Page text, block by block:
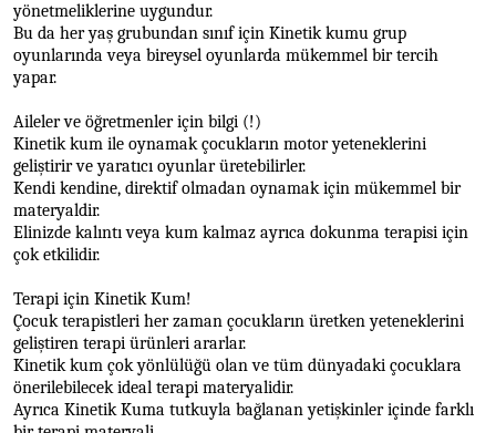
yönetmeliklerine uygundur.
Bu da her yaş grubundan sınıf için Kinetik kumu grup
oyunlarında veya bireysel oyunlarda mükemmel bir tercih
yapar.
Aileler ve öğretmenler için bilgi (!)
Kinetik kum ile oynamak çocukların motor yeteneklerini
geliştirir ve yaratıcı oyunlar üretebilirler.
Kendi kendine, direktif olmadan oynamak için mükemmel bir
materyaldir.
Elinizde kalıntı veya kum kalmaz ayrıca dokunma terapisi için
çok etkilidir.
Terapi için Kinetik Kum!
Çocuk terapistleri her zaman çocukların üretken yeteneklerini
geliştiren terapi ürünleri ararlar.
Kinetik kum çok yönlülüğü olan ve tüm dünyadaki çocuklara
önerilebilecek ideal terapi materyalidir.
Ayrıca Kinetik Kuma tutkuyla bağlanan yetişkinler içinde farklı